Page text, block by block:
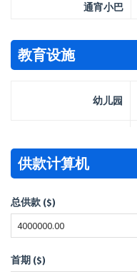
通宵小巴
教育设施
幼儿园
供款计算机
总供款 ($)
首期 ($)